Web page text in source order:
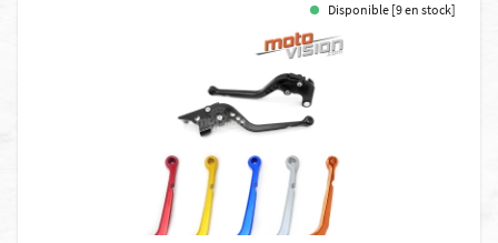
Disponible [9 en stock]